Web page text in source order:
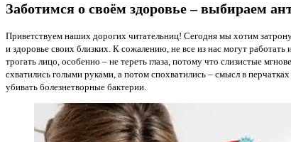
Заботимся о своём здоровье – выбираем
Приветствуем наших дорогих читательниц! Сегодня мы хотим
и здоровье своих близких. К сожалению, не все из нас могут
трогать лицо, особенно – не тереть глаза, потому что слизистые
схватились голыми руками, а потом спохватились – смысл в
убивать болезнетворные бактерии.